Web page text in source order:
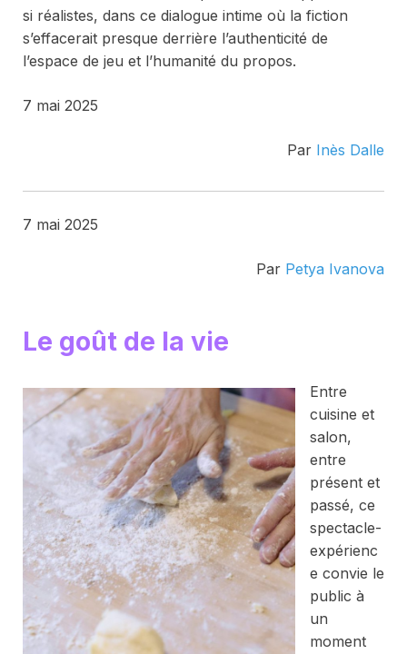
si réalistes, dans ce dialogue intime où la fiction
s’effacerait presque derrière l’authenticité de
l’espace de jeu et l’humanité du propos.
7 mai 2025
Par Inès Dalle
7 mai 2025
Par Petya Ivanova
Le goût de la vie
Entre
cuisine et
salon,
entre
présent et
passé, ce
spectacle-
expérienc
e convie le
public à
un
moment